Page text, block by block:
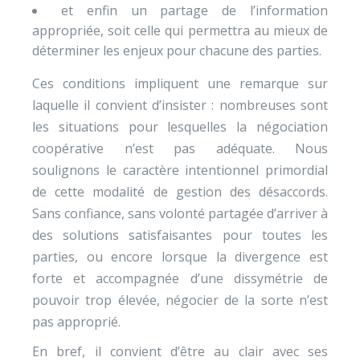
et enfin un partage de l’information
appropriée, soit celle qui permettra au mieux de
déterminer les enjeux pour chacune des parties.
Ces conditions impliquent une remarque sur
laquelle il convient d’insister : nombreuses sont
les situations pour lesquelles la négociation
coopérative n’est pas adéquate. Nous
soulignons le caractère intentionnel primordial
de cette modalité de gestion des désaccords.
Sans confiance, sans volonté partagée d’arriver à
des solutions satisfaisantes pour toutes les
parties, ou encore lorsque la divergence est
forte et accompagnée d’une dissymétrie de
pouvoir trop élevée, négocier de la sorte n’est
pas approprié.
En bref, il convient d’être au clair avec ses